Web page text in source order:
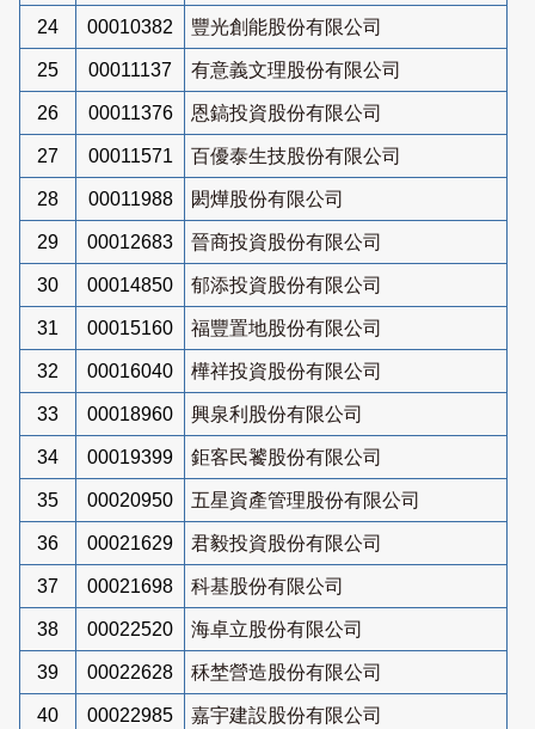
24 00010382 豐光創能股份有限公司
25 00011137 有意義文理股份有限公司
26 00011376 恩鎬投資股份有限公司
27 00011571 百優泰生技股份有限公司
28 00011988 閎燁股份有限公司
29 00012683 晉商投資股份有限公司
30 00014850 郁添投資股份有限公司
31 00015160 福豐置地股份有限公司
32 00016040 樺祥投資股份有限公司
33 00018960 興泉利股份有限公司
34 00019399 鉅客民饕股份有限公司
35 00020950 五星資產管理股份有限公司
36 00021629 君毅投資股份有限公司
37 00021698 科基股份有限公司
38 00022520 海卓立股份有限公司
39 00022628 秝埜營造股份有限公司
40 00022985 嘉宇建設股份有限公司